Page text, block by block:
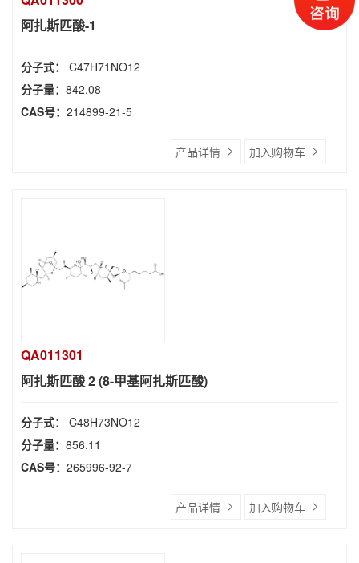
阿扎斯匹酸-1
分子式： C47H71NO12
分子量： 842.08
CAS号： 214899-21-5
产品详情 加入购物车
QA011301
阿扎斯匹酸 2 (8-甲基阿扎斯匹酸)
分子式： C48H73NO12
分子量： 856.11
CAS号： 265996-92-7
产品详情 加入购物车